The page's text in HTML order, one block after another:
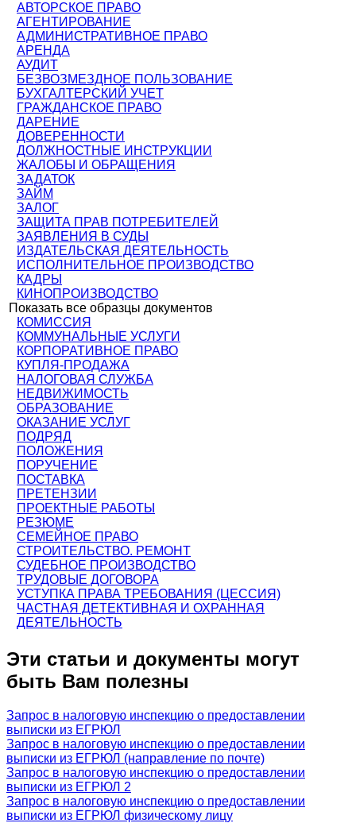
АВТОРСКОЕ ПРАВО
АГЕНТИРОВАНИЕ
АДМИНИСТРАТИВНОЕ ПРАВО
АРЕНДА
АУДИТ
БЕЗВОЗМЕЗДНОЕ ПОЛЬЗОВАНИЕ
БУХГАЛТЕРСКИЙ УЧЕТ
ГРАЖДАНСКОЕ ПРАВО
ДАРЕНИЕ
ДОВЕРЕННОСТИ
ДОЛЖНОСТНЫЕ ИНСТРУКЦИИ
ЖАЛОБЫ И ОБРАЩЕНИЯ
ЗАДАТОК
ЗАЙМ
ЗАЛОГ
ЗАЩИТА ПРАВ ПОТРЕБИТЕЛЕЙ
ЗАЯВЛЕНИЯ В СУДЫ
ИЗДАТЕЛЬСКАЯ ДЕЯТЕЛЬНОСТЬ
ИСПОЛНИТЕЛЬНОЕ ПРОИЗВОДСТВО
КАДРЫ
КИНОПРОИЗВОДСТВО
Показать все образцы документов
КОМИССИЯ
КОММУНАЛЬНЫЕ УСЛУГИ
КОРПОРАТИВНОЕ ПРАВО
КУПЛЯ-ПРОДАЖА
НАЛОГОВАЯ СЛУЖБА
НЕДВИЖИМОСТЬ
ОБРАЗОВАНИЕ
ОКАЗАНИЕ УСЛУГ
ПОДРЯД
ПОЛОЖЕНИЯ
ПОРУЧЕНИЕ
ПОСТАВКА
ПРЕТЕНЗИИ
ПРОЕКТНЫЕ РАБОТЫ
РЕЗЮМЕ
СЕМЕЙНОЕ ПРАВО
СТРОИТЕЛЬСТВО. РЕМОНТ
СУДЕБНОЕ ПРОИЗВОДСТВО
ТРУДОВЫЕ ДОГОВОРА
УСТУПКА ПРАВА ТРЕБОВАНИЯ (ЦЕССИЯ)
ЧАСТНАЯ ДЕТЕКТИВНАЯ И ОХРАННАЯ
ДЕЯТЕЛЬНОСТЬ
Эти статьи и документы могут
быть Вам полезны
Запрос в налоговую инспекцию о предоставлении
выписки из ЕГРЮЛ
Запрос в налоговую инспекцию о предоставлении
выписки из ЕГРЮЛ (направление по почте)
Запрос в налоговую инспекцию о предоставлении
выписки из ЕГРЮЛ 2
Запрос в налоговую инспекцию о предоставлении
выписки из ЕГРЮЛ физическому лицу